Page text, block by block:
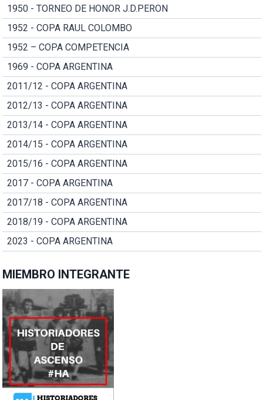
1950 - TORNEO DE HONOR J.D.PERON
1952 - COPA RAUL COLOMBO
1952 – COPA COMPETENCIA
1969 - COPA ARGENTINA
2011/12 - COPA ARGENTINA
2012/13 - COPA ARGENTINA
2013/14 - COPA ARGENTINA
2014/15 - COPA ARGENTINA
2015/16 - COPA ARGENTINA
2017 - COPA ARGENTINA
2017/18 - COPA ARGENTINA
2018/19 - COPA ARGENTINA
2023 - COPA ARGENTINA
MIEMBRO INTEGRANTE